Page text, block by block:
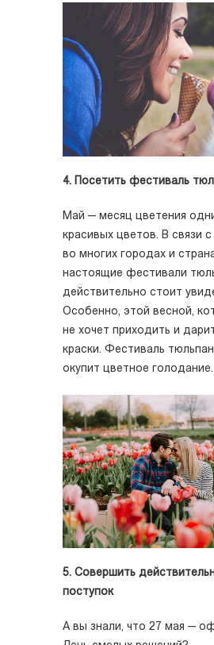
4. Посетить фестиваль
Май — месяц цветения
красивых цветов. В связи
во многих городах и
настоящие фестивали
действительно стоит
Особенно, этой весной,
не хочет приходить и
краски. Фестиваль
окупит цветное голодание.
5. Совершить
поступок
А вы знали, что 27 мая —